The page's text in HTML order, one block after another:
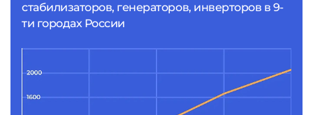
стабилизаторов, генераторов, инверторов в 9-
ти городах России